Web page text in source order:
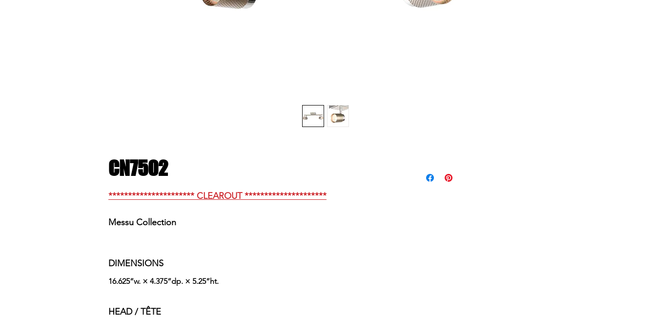
CN7502
********************** CLEAROUT *********************
Messu Collection
DIMENSIONS
16.625”w. × 4.375”dp. × 5.25”ht.
HEAD / TÊTE